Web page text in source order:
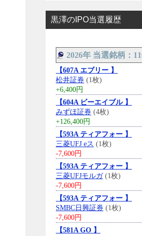
黒澤のIPO当選履歴
2026年 当選銘柄：
【607A エブリー 】
松井証券 (1枚)
+6,400円
【604A ビーエイブル 】
みずほ証券 (4枚)
+126,400円
【593A ティアフォー 】
三菱UFJ eス (1枚)
-7,600円
【593A ティアフォー 】
三菱UFJモルガ(1枚)
-7,600円
【593A ティアフォー 】
SMBC日興証券 (1枚)
-7,600円
【581A GO 】